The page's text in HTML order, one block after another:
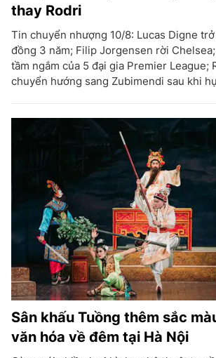
thay Rodri
Tin chuyển nhượng 10/8: Lucas Digne
đồng 3 năm; Filip Jorgensen rời
tầm ngắm của 5 đại gia Premier League;
chuyển hướng sang Zubimendi sau khi
Sân khấu Tuồng thêm sắc
văn hóa về đêm tại Hà Nội